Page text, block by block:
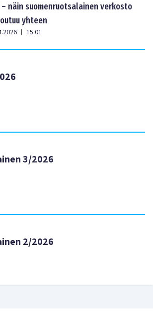
– näin suomenruotsalainen verkosto
yhteen
| 15:01
3/2026
2/2026